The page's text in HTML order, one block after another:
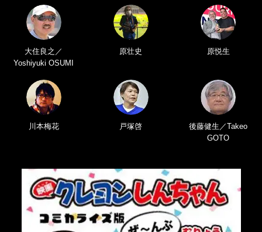
大住良之／
Yoshiyuki OSUMI
原壮史 原悦生
川本梅花 戸塚啓
後藤健生／Takeo
GOTO